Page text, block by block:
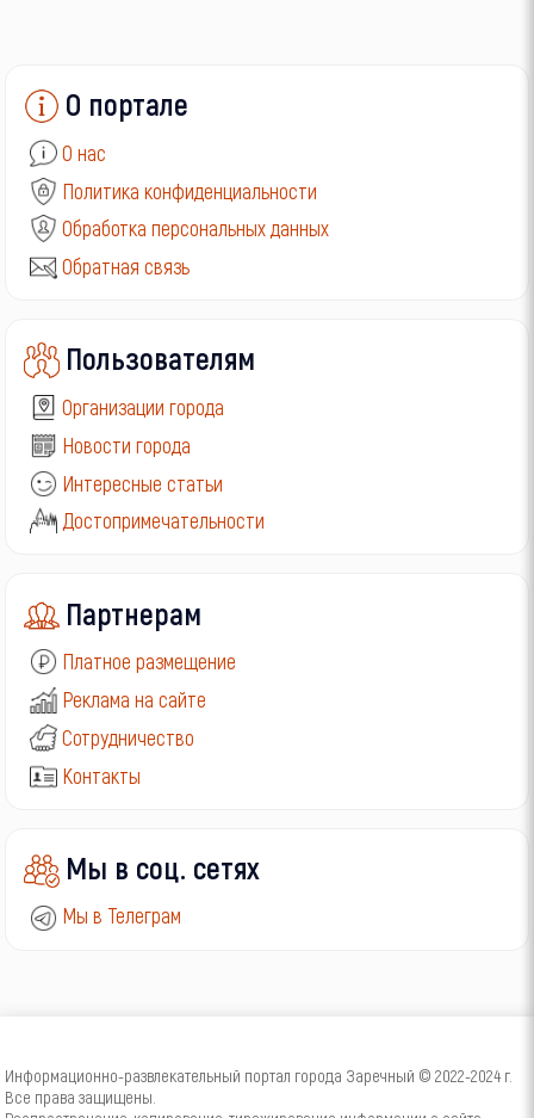
О портале
О нас
Политика конфиденциальности
Обработка персональных данных
Обратная связь
Пользователям
Организации города
Новости города
Интересные статьи
Достопримечательности
Партнерам
Платное размещение
Реклама на сайте
Сотрудничество
Контакты
Мы в соц. сетях
Мы в Телеграм
Информационно-развлекательный портал города Заречный © 2022-2024 г.
Все права защищены.